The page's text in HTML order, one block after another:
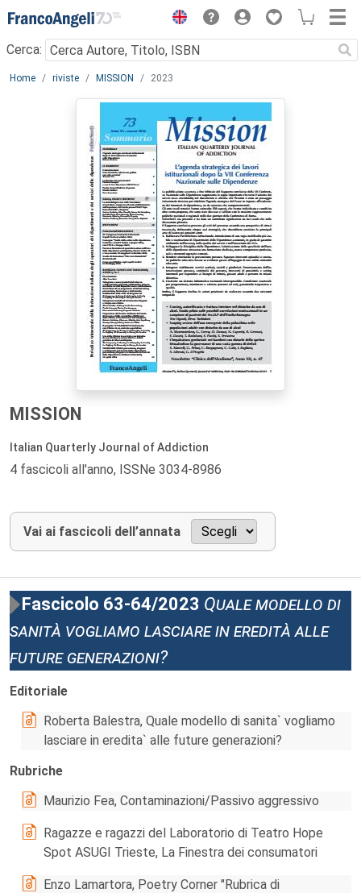
Menu
Cerca:
Main content
Home riviste MISSION 2023
MISSION
Italian Quarterly Journal of Addiction
4 fascicoli all'anno, ISSNe 3034-8986
Vai ai fascicoli dell’annata
Fascicolo 63-64/2023 Quale modello di
sanità vogliamo lasciare in eredità alle
future generazioni?
Editoriale
Roberta Balestra, Quale modello di sanita` vogliamo
lasciare in eredita` alle future generazioni?
Rubriche
Maurizio Fea, Contaminazioni/Passivo aggressivo
Ragazze e ragazzi del Laboratorio di Teatro Hope
Spot ASUGI Trieste, La Finestra dei consumatori
Enzo Lamartora, Poetry Corner "Rubrica di